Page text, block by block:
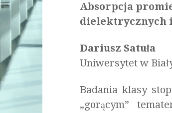
Absorpcja
dielektrycznych
Dariusz Satuła
Uniwersytet w
Badania klasy
„gorącym”